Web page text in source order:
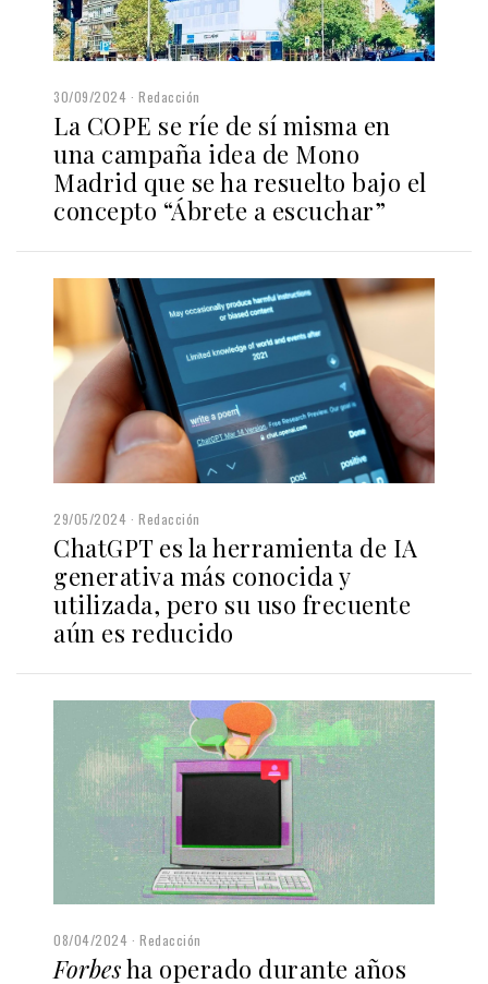
30/09/2024 Redacción
La COPE se ríe de sí misma en
una campaña idea de Mono
Madrid que se ha resuelto bajo el
concepto “Ábrete a escuchar”
29/05/2024 Redacción
ChatGPT es la herramienta de IA
generativa más conocida y
utilizada, pero su uso frecuente
aún es reducido
08/04/2024 Redacción
Forbesha operado durante años